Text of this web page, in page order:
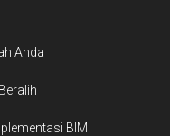
Anda
BIM